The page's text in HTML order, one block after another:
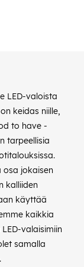
LED-valoista
keidas niille,
to have -
tarpeellisia
osa jokaisen
kalliiden
käyttää
kaikkia
valaisimiin
samalla